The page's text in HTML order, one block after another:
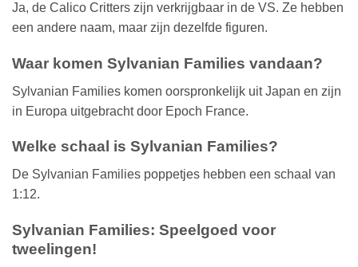
Ja, de Calico Critters zijn verkrijgbaar in de VS. Ze hebben
een andere naam, maar zijn dezelfde figuren.
Waar komen Sylvanian Families vandaan?
Sylvanian Families komen oorspronkelijk uit Japan en zijn
in Europa uitgebracht door Epoch France.
Welke schaal is Sylvanian Families?
De Sylvanian Families poppetjes hebben een schaal van
1:12.
Sylvanian Families: Speelgoed voor
tweelingen!